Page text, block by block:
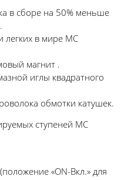
в сборе на 50% меньше
легких в мире МС
магнит .
иглы квадратного
обмотки катушек.
ступеней MC
«ON-Вкл.» для